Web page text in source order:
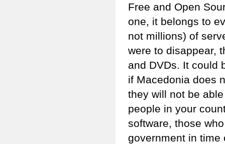
Free and Open
one, it belongs to
not millions) of
were to disappear,
and DVDs. It could
if Macedonia does
they will not be
people in your
software, those
government in time